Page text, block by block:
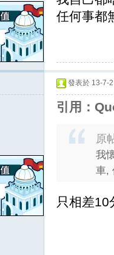
任何事都
發表於 13-7-
引用：
原
我
車,
只相差